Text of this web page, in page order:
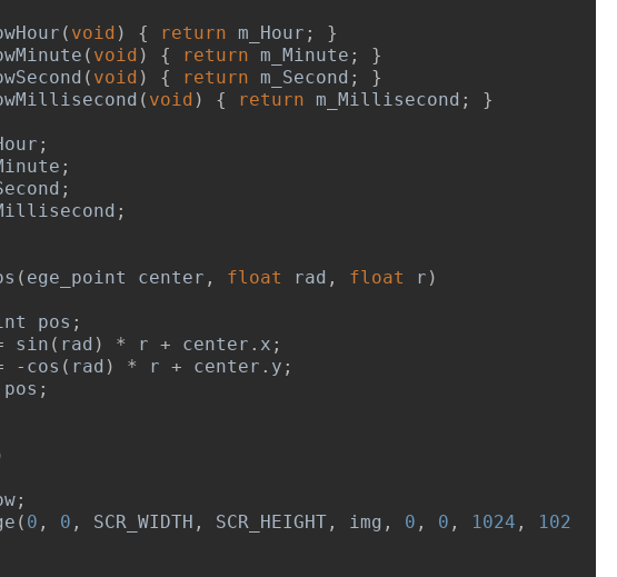
( void ) { return m_Hour ;
}
( void ) { return m_Minute ;
}
( void ) { return m_Second ;
}
( void ) { return m_Millisecond ;
}
;
;
;
;
( ege_point center , float rad , float r )
pos
;
sin ( rad ) * r + center . x ;
- cos ( rad ) * r + center . y ;
pos ;
;
( 0 , 0 , SCR_WIDTH , SCR_HEIGHT , img , 0 , 0 , 1024 ,
102